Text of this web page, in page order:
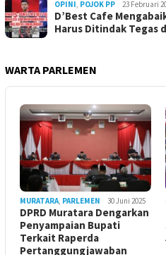
OPINI POJOK PP 23 Februari
D’Best Cafe
Harus Ditindak Tegas
WARTA PARLEMEN
MURATARA PARLEMEN 30 Juni 2025
DPRD Muratara Dengarkan
Penyampaian Bupati
Terkait Raperda
Pertanggungjawaban